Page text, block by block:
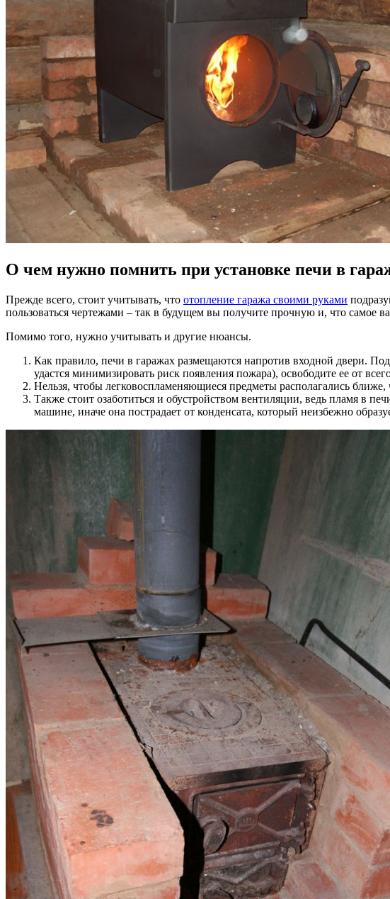
О чем нужно помнить при установке печи в
Прежде всего, стоит учитывать, что отопление гаража своими руками
пользоваться чертежами – так в будущем вы получите прочную и, что самое
Помимо того, нужно учитывать и другие нюансы.
Как правило, печи в гаражах размещаются напротив входной двери.
удастся минимизировать риск появления пожара), освободите ее от
Нельзя, чтобы легковоспламеняющиеся предметы располагались
Также стоит озаботиться и обустройством вентиляции, ведь пламя в
машине, иначе она пострадает от конденсата, который неизбежно